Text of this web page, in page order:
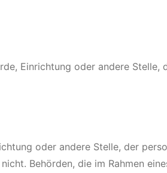
Einrichtung oder andere Stelle,
oder andere Stelle, der
Behörden, die im Rahmen